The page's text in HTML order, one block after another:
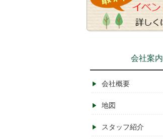
会社案内
会社概要
地図
スタッフ紹介